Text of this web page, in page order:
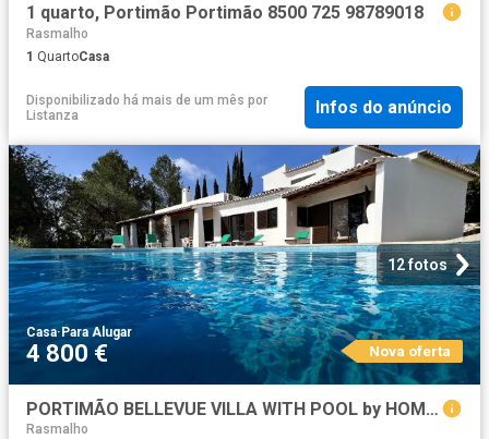
1 quarto, Portimão Portimão 8500 725 98789018
Rasmalho
1 QuartoCasa
Disponibilizado há mais de um mês por
Listanza
Infos do anúncio
12 fotos
Casa·Para Alugar
4 800 € Nova oferta
PORTIMÃO BELLEVUE VILLA WITH POOL by HOMING
Rasmalho